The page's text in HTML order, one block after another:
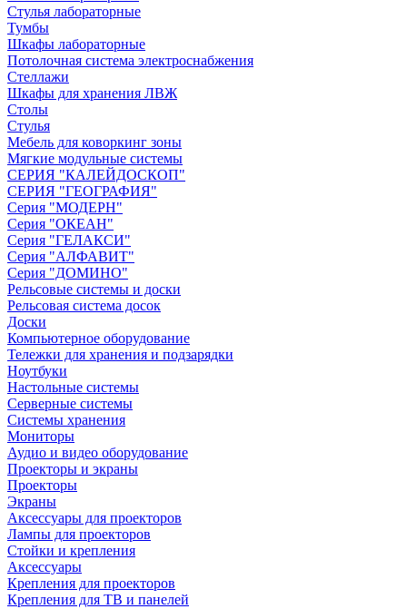
Стулья лабораторные
Тумбы
Шкафы лабораторные
Потолочная система электроснабжения
Стеллажи
Шкафы для хранения ЛВЖ
Столы
Стулья
Мебель для коворкинг зоны
Мягкие модульные системы
СЕРИЯ "КАЛЕЙДОСКОП"
СЕРИЯ "ГЕОГРАФИЯ"
Серия "МОДЕРН"
Серия "ОКЕАН"
Серия "ГЕЛАКСИ"
Серия "АЛФАВИТ"
Серия "ДОМИНО"
Рельсовые системы и доски
Рельсовая система досок
Доски
Компьютерное оборудование
Тележки для хранения и подзарядки
Ноутбуки
Настольные системы
Серверные системы
Системы хранения
Мониторы
Аудио и видео оборудование
Проекторы и экраны
Проекторы
Экраны
Аксессуары для проекторов
Лампы для проекторов
Стойки и крепления
Аксессуары
Крепления для проекторов
Крепления для ТВ и панелей